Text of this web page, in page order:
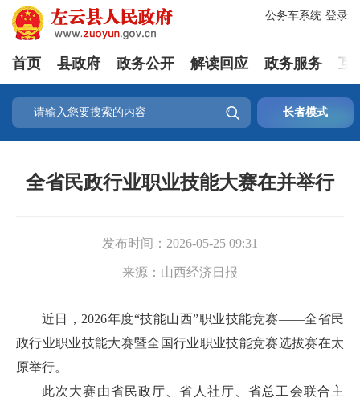
登录
公务车系统
首页 县政府 政务公开 解读回应 政务服务 互
 长者模式
全省民政行业职业技能大赛在并举行
发布时间： 2026-05-25 09:31
来源： 山西经济日报
近日，2026年度“技能山西”职业技能竞赛——全省民
政行业职业技能大赛暨全国行业职业技能竞赛选拔赛在太
原举行。
此次大赛由省民政厅、省人社厅、省总工会联合主